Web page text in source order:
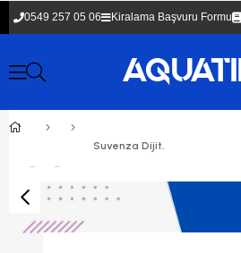
0549 257 05 06 Kiralama Başvuru Formu
Suvenza Dijital Su Arıtma Cihazı 12 Aylık Kiralama